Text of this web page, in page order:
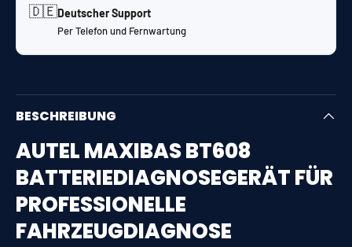
🇩🇪Deutscher Support
Per Telefon und Fernwartung
BESCHREIBUNG
AUTEL MAXIBAS BT608
BATTERIEDIAGNOSEGERÄT FÜR
PROFESSIONELLE
FAHRZEUGDIAGNOSE